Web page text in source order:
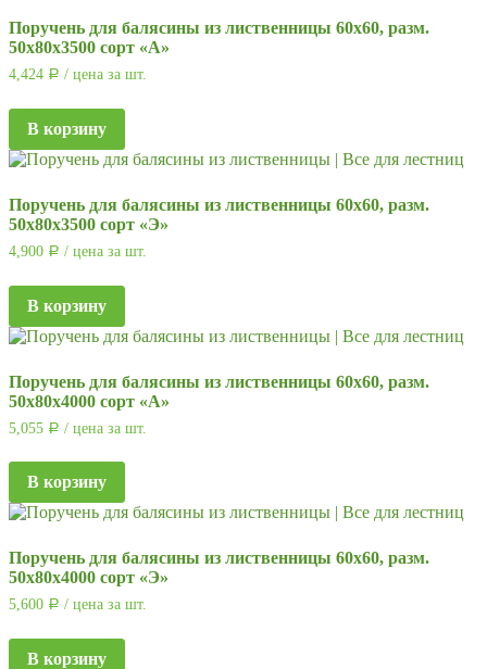
Поручень для балясины из лиственницы 60х60, разм.
50х80х3500 сорт «А»
4,424 Р / цена за шт.
В корзину
Поручень для балясины из лиственницы 60х60, разм.
50х80х3500 сорт «Э»
4,900 Р / цена за шт.
В корзину
Поручень для балясины из лиственницы 60х60, разм.
50х80х4000 сорт «А»
5,055 Р / цена за шт.
В корзину
Поручень для балясины из лиственницы 60х60, разм.
50х80х4000 сорт «Э»
5,600 Р / цена за шт.
В корзину